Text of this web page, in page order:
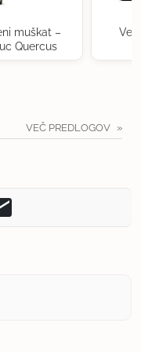
muškat –
Quercus
VEČ PREDLOGOV